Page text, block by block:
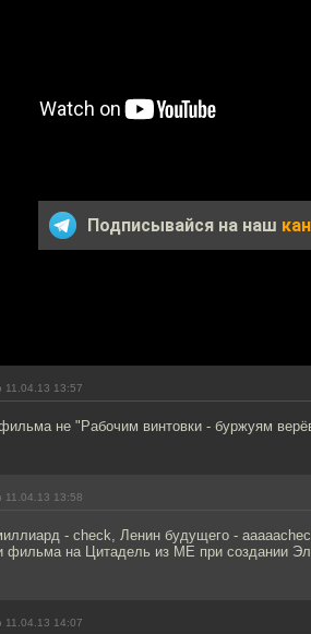
Подписывайся на наш
11.04.13 13:57
не "Рабочим винтовки - буржуям
11.04.13 13:58
- check, Ленин будущего -
фильма на Цитадель из МЕ при создании
11.04.13 14:07